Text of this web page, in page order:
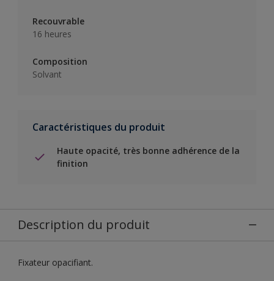
Recouvrable
16 heures
Composition
Solvant
Caractéristiques du produit
Haute opacité, très bonne adhérence de la
finition
Description du produit
Fixateur opacifiant.